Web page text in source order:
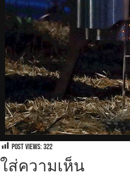
Post Views:322
ใส่ความเห็น